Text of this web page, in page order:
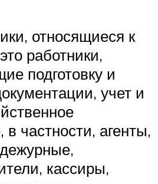
относящиеся к
работники,
подготовку и
учет и
частности, агенты,
кассиры,